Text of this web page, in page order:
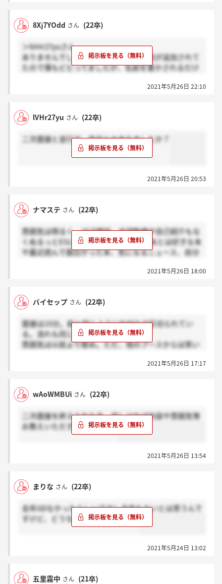
8Xj7YOdd さん (22卒)
＞lVHr27yuさん
ありませんでしたよ。持ち物に筆記用具が追加されて
たので僕もビビってましたが、名前を書かされるだけ
2021年5月26日 22:10
lVHr27yu さん (22卒)
二次面接と並行で、作文とかありましたか？
2021年5月26日 20:53
ナマステ さん (22卒)
雰囲気は明るく、ほぼ雑談。志望動機や自己紹介もな
くぬるっとESについて聞かれました。あとは好きな本
や最近読んで面白かった本、気になるニュース、自分
ストでふるいにかけられる選考だと思います。2021年5月26日 18:00
バイセップ さん (22卒)
面接は15分。前と同じように仕切りで区切られてい
る。流れも同じ。
雰囲気は以前より堅め。ただ、他のブースからは笑い
内容はESの深堀りなのでアドバイスできないです。各
以上、遺言でした。
2021年5月26日 17:17
wAoWMBUi さん (22卒)
二次面接を終えられた方、宜しければ内容や雰囲気等
お教えいただきたいです…！
2021年5月26日 13:54
まりな さん (22卒)
去年GDなかったらしいですし今年もないとは思うんで
すけど、どうなんでしょうね。。。
2021年5月24日 13:02
五里霧中 さん (21卒)